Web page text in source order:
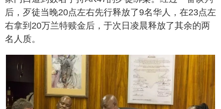
后，歹徒当晚20点左右先行释放了9名华人，在23点左
右拿到20万兰特赎金后，于次日凌晨释放了其余的两
名人质。